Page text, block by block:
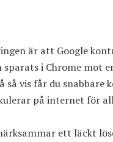
är att Google
sparats i Chrome mot
så vis får du snabbare
på internet för
ett läckt